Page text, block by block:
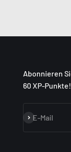
Abonnieren
60 XP-
E-Mail
Abonnieren